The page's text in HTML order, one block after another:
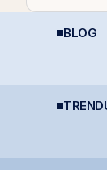
BLOG
REIT-urile
România